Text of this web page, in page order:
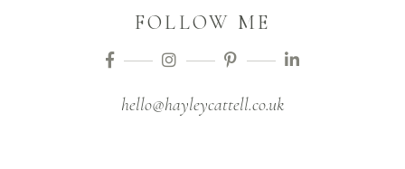
FOLLOW ME
hello@hayleycattell.co.uk